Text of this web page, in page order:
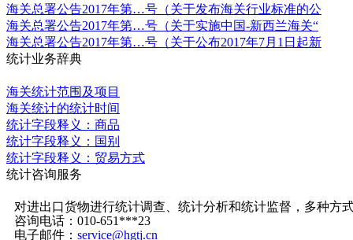
海关总署公告2017年第…号（关于发布海关行业标准的公
海关总署公告2017年第…号（关于实施中国-新西兰海关“
海关总署公告2017年第…号（关于公布2017年7月1日起新
统计业务辞典
海关统计范围及项目
海关统计的统计时间
统计字段释义：商品
统计字段释义：国别
统计字段释义：贸易方式
统计咨询服务
对进出口货物进行统计调查、统计分析和统计监督，多种方
咨询电话：010-651***23
电子邮件： service@hgtj.cn